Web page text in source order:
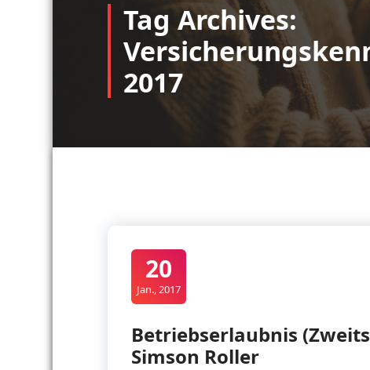
Tag Archives:
2017
20
Jan., 2017
Betriebserlaubnis
Simson Roller